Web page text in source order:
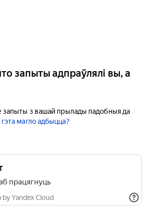
запыты адпраўлялі вы, а
запыты з вашай прылады падобныя да
магло адбыцца?
працягнуць
Yandex Cloud